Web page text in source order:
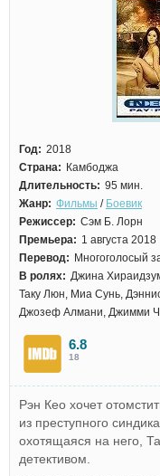
Год: 2018
Страна: Камбоджа
Длительность: 95 мин.
Жанр: Фильмы / Боевик
Режиссер: Сэм Б. Лорн
Премьера: 1 августа 2018
Перевод: Многоголосый
В ролях: Джина
Таку Люн, Миа Сунь,
Джозеф Алмани, Джимми
6.8
18
Рэн Кео хочет
из преступного
охотящаяся на него,
детективом.